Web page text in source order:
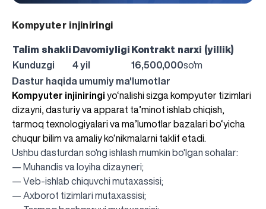
Kompyuter injiniringi
Ta`lim shakli Davomiyligi Kontrakt narxi (yillik)
Kunduzgi
4 yil 16,500,000so'm
Dastur haqida umumiy ma'lumotlar
Kompyuter injiniringi yo‘nalishi sizga kompyuter tizimlari
dizayni, dasturiy va apparat ta’minot ishlab chiqish,
tarmoq texnologiyalari va ma’lumotlar bazalari bo‘yicha
chuqur bilim va amaliy ko‘nikmalarni taklif etadi.
Ushbu dasturdan so'ng ishlash mumkin bo'lgan sohalar:
— Muhandis va loyiha dizayneri;
— Veb-ishlab chiquvchi mutaxassisi;
— Axborot tizimlari mutaxassisi;